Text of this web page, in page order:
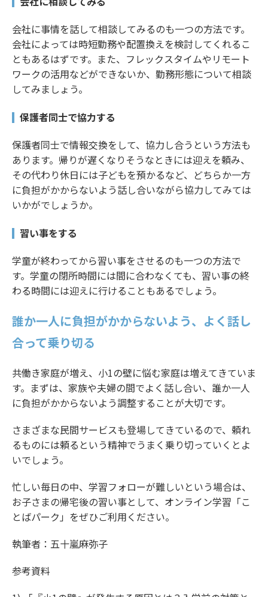
会社に事情を話して相談してみるのも一つの方法です。
会社によっては時短勤務や配置換えを検討してくれるこ
ともあるはずです。また、フレックスタイムやリモート
ワークの活用などができないか、勤務形態について相談
してみましょう。
保護者同士で協力する
保護者同士で情報交換をして、協力し合うという方法も
あります。帰りが遅くなりそうなときには迎えを頼み、
その代わり休日には子どもを預かるなど、どちらか一方
に負担がかからないよう話し合いながら協力してみては
いかがでしょうか。
習い事をする
学童が終わってから習い事をさせるのも一つの方法で
す。学童の閉所時間には間に合わなくても、習い事の終
わる時間には迎えに行けることもあるでしょう。
誰か一人に負担がかからないよう、よく話し
合って乗り切る
共働き家庭が増え、小1の壁に悩む家庭は増えてきていま
す。まずは、家族や夫婦の間でよく話し合い、誰か一人
に負担がかからないよう調整することが大切です。
さまざまな民間サービスも登場してきているので、頼れ
るものには頼るという精神でうまく乗り切っていくとよ
いでしょう。
忙しい毎日の中、学習フォローが難しいという場合は、
お子さまの帰宅後の習い事として、オンライン学習「こ
とばパーク」をぜひご利用ください。
執筆者：五十嵐麻弥子
参考資料